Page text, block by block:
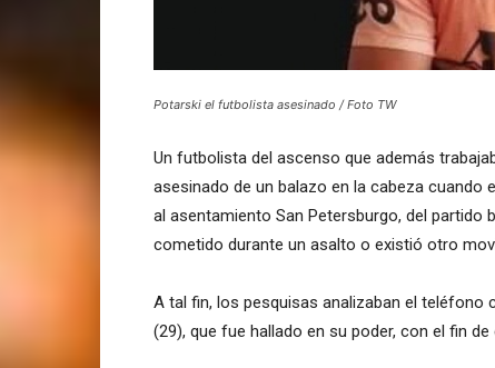
Potarski el futbolista asesinado / Foto TW
Un futbolista del ascenso que además
asesinado de un balazo en la cabeza
al asentamiento San Petersburgo, del partido
cometido durante un asalto o existió otro
A tal fin, los pesquisas analizaban el teléfono
(29), que fue hallado en su poder, con el fin